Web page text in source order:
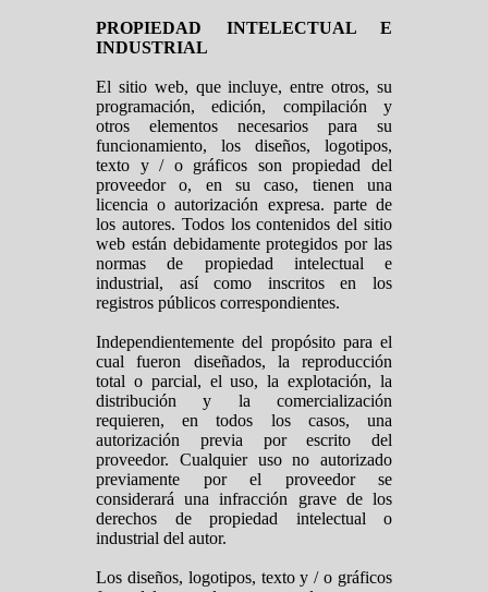
PROPIEDAD INTELECTUAL E
INDUSTRIAL
El sitio web, que incluye, entre otros, su
programación, edición, compilación y
otros elementos necesarios para su
funcionamiento, los diseños, logotipos,
texto y / o gráficos son propiedad del
proveedor o, en su caso, tienen una
licencia o autorización expresa. parte de
los autores. Todos los contenidos del sitio
web están debidamente protegidos por las
normas de propiedad intelectual e
industrial, así como inscritos en los
registros públicos correspondientes.
Independientemente del propósito para el
cual fueron diseñados, la reproducción
total o parcial, el uso, la explotación, la
distribución y la comercialización
requieren, en todos los casos, una
autorización previa por escrito del
proveedor. Cualquier uso no autorizado
previamente por el proveedor se
considerará una infracción grave de los
derechos de propiedad intelectual o
industrial del autor.
Los diseños, logotipos, texto y / o gráficos